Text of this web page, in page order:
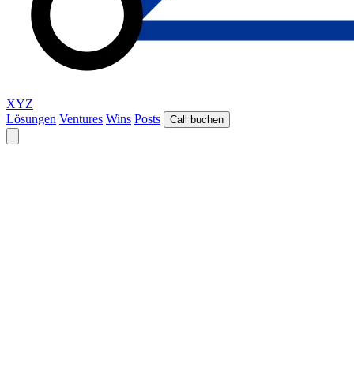
XYZ
Lösungen Ventures Wins Posts Call buchen